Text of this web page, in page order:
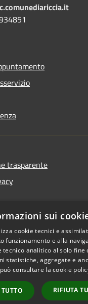
trasparente
accessibilità
Copyright ©
sui
cookie tecnici e
funzionamento e alla
tecnico analitico al solo fine
statistiche, aggregate e
consultare la cookie
TUTTO RIFIUTA